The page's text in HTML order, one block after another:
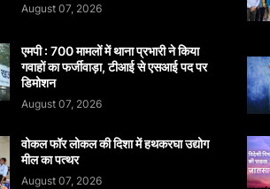
August 07, 2026
एमपी : 700 मामलों में थाना प्रभारी ने किया
गवाहों का फर्जीवाड़ा, टीआई से एसआई पद पर
डिमोशन
August 07, 2026
वोकल फॉर लोकल की दिशा में हथकरघा उद्योग
मील का पत्थर
August 07, 2026